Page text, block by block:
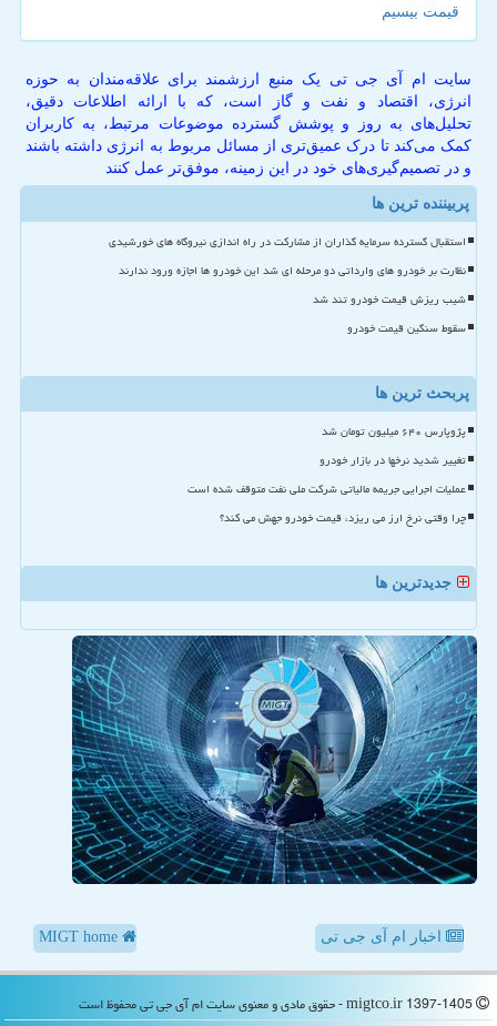
قیمت بیسیم
سایت ام آی جی تی یک منبع ارزشمند برای علاقه‌مندان به حوزه
انرژی، اقتصاد و نفت و گاز است، که با ارائه اطلاعات دقیق،
تحلیل‌های به روز و پوشش گسترده موضوعات مرتبط، به کاربران
کمک می‌کند تا درک عمیق‌تری از مسائل مربوط به انرژی داشته باشند
و در تصمیم‌گیری‌های خود در این زمینه، موفق‌تر عمل کنند
پربیننده ترین ها
استقبال گسترده سرمایه گذاران از مشارکت در راه اندازی نیروگاه های خورشیدی
نظارت بر خودرو های وارداتی دو مرحله ای شد این خودرو ها اجازه ورود ندارند
شیب ریزش قیمت خودرو تند شد
سقوط سنگین قیمت خودرو
پربحث ترین ها
پژوپارس ۶۴۰ میلیون تومان شد
تغییر شدید نرخها در بازار خودرو
عملیات اجرایی جریمه مالیاتی شرکت ملی نفت متوقف شده است
چرا وقتی نرخ ارز می ریزد، قیمت خودرو جهش می کند؟
جدیدترین ها
اخبار ام آی جی تی